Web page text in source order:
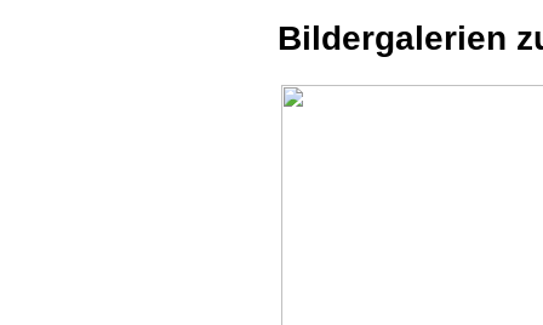
Bildergalerien